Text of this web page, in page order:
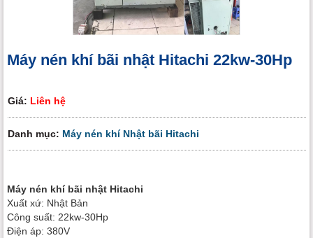
Máy nén khí bãi nhật Hitachi 22kw-30Hp
Giá: Liên hệ
Danh mục: Máy nén khí Nhật bãi Hitachi
Máy nén khí bãi nhật Hitachi
Xuất xứ: Nhật Bản
Công suất: 22kw-30Hp
Điện áp: 380V